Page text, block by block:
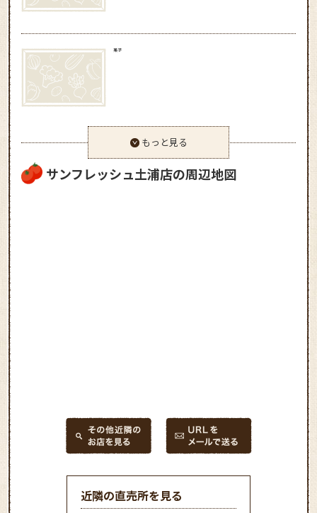
菓子
もっと見る
サンフレッシュ土浦店の周辺地図
近隣の直売所を見る